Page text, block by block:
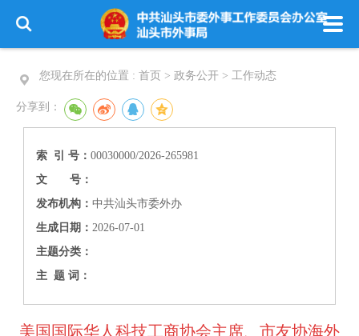
您现在所在的位置 : 首页 > 政务公开 > 工作动态
分享到：
索 引 号：00030000/2026-265981
文 号：
发布机构：中共汕头市委外办
生成日期：2026-07-01
主题分类：
主 题 词：
美国国际华人科技工商协会主席、市友协海外